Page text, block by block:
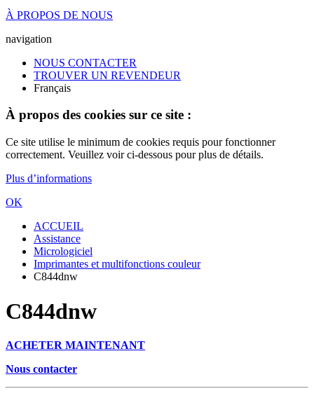
À PROPOS DE NOUS
navigation
NOUS CONTACTER
TROUVER UN REVENDEUR
Français
À propos des cookies sur ce site :
Ce site utilise le minimum de cookies requis pour fonctionner
correctement. Veuillez voir ci-dessous pour plus de détails.
Plus d’informations
OK
ACCUEIL
Assistance
Micrologiciel
Imprimantes et multifonctions couleur
C844dnw
C844dnw
ACHETER MAINTENANT
Nous contacter